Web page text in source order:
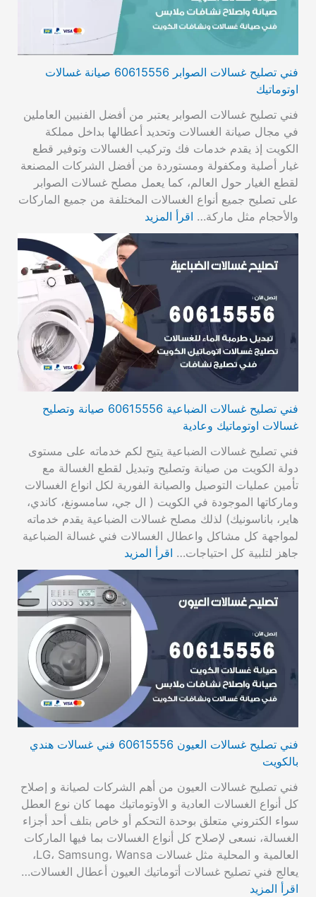
فني تصليح غسالات الصوابر 60615556 صيانة غسالات
اوتوماتيك
فني تصليح غسالات الصوابر يعتبر من أفضل الفنيين العاملين
في مجال صيانة الغسالات وتحديد أعطالها بداخل مملكة
الكويت إذ يقدم خدمات فك وتركيب الغسالات وتوفير قطع
غيار أصلية ومكفولة ومستوردة من أفضل الشركات المصنعة
لقطع الغيار حول العالم، كما يعمل مصلح غسالات الصوابر
على تصليح جميع أنواع الغسالات المختلفة من جميع الماركات
والأحجام مثل ماركة… اقرأ المزيد
فني تصليح غسالات الضباعية 60615556 صيانة وتصليح
غسالات اوتوماتيك وعادية
فني تصليح غسالات الضباعية يتيح لكم خدماته على مستوى
دولة الكويت من صيانة وتصليح وتبديل لقطع الغسالة مع
تأمين عمليات التوصيل والصيانة الفورية لكل انواع الغسالات
وماركاتها الموجودة في الكويت ( ال جي، سامسونغ، كاندي،
هاير، باناسونيك) لذلك مصلح غسالات الضباعية يقدم خدماته
لمواجهة كل مشاكل واعطال الغسالات فني غسالة الضباعية
جاهز لتلبية كل احتياجات… اقرأ المزيد
فني تصليح غسالات العيون 60615556 فني غسالات هندي
بالكويت
فني تصليح غسالات العيون من أهم الشركات لصيانة و إصلاح
كل أنواع الغسالات العادية و الأوتوماتيك مهما كان نوع العطل
سواء الكتروني متعلق بوحدة التحكم أو خاص بتلف أحد أجزاء
الغسالة، نسعى لإصلاح كل أنواع الغسالات بما فيها الماركات
العالمية و المحلية مثل غسالات LG، Samsung، Wansa،
يعالج فني تصليح غسالات أتوماتيك العيون أعطال الغسالات…
اقرأ المزيد